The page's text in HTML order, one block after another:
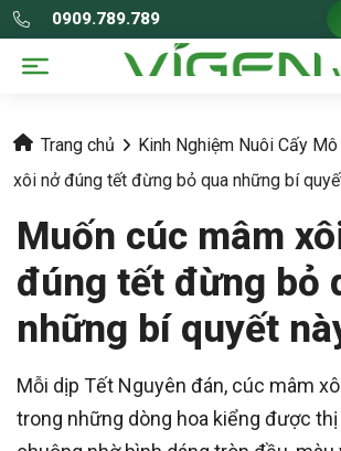
0909.789.789
Trang chủ Kinh Nghiệm Nuôi Cấy Mô
xôi nở đúng tết đừng bỏ qua những bí
Muốn cúc mâm
đúng tết đừng bỏ
những bí quyết
Mỗi dịp Tết Nguyên đán, cúc mâm
trong những dòng hoa kiểng được